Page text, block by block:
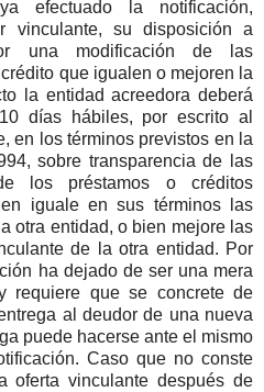
efectuado la notificación,
vinculante, su disposición a
una modificación de las
que igualen o mejoren la
la entidad acreedora deberá
días hábiles, por escrito al
en los términos previstos en la
sobre transparencia de las
los préstamos o créditos
iguale en sus términos las
otra entidad, o bien mejore las
de la otra entidad. Por
ha dejado de ser una mera
requiere que se concrete de
al deudor de una nueva
puede hacerse ante el mismo
Caso que no conste
oferta vinculante después de